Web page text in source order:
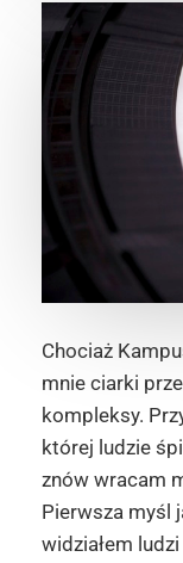
Chociaż
mnie ciarki
kompleksy.
której ludzie
znów wracam
Pierwsza myśl
widziałem